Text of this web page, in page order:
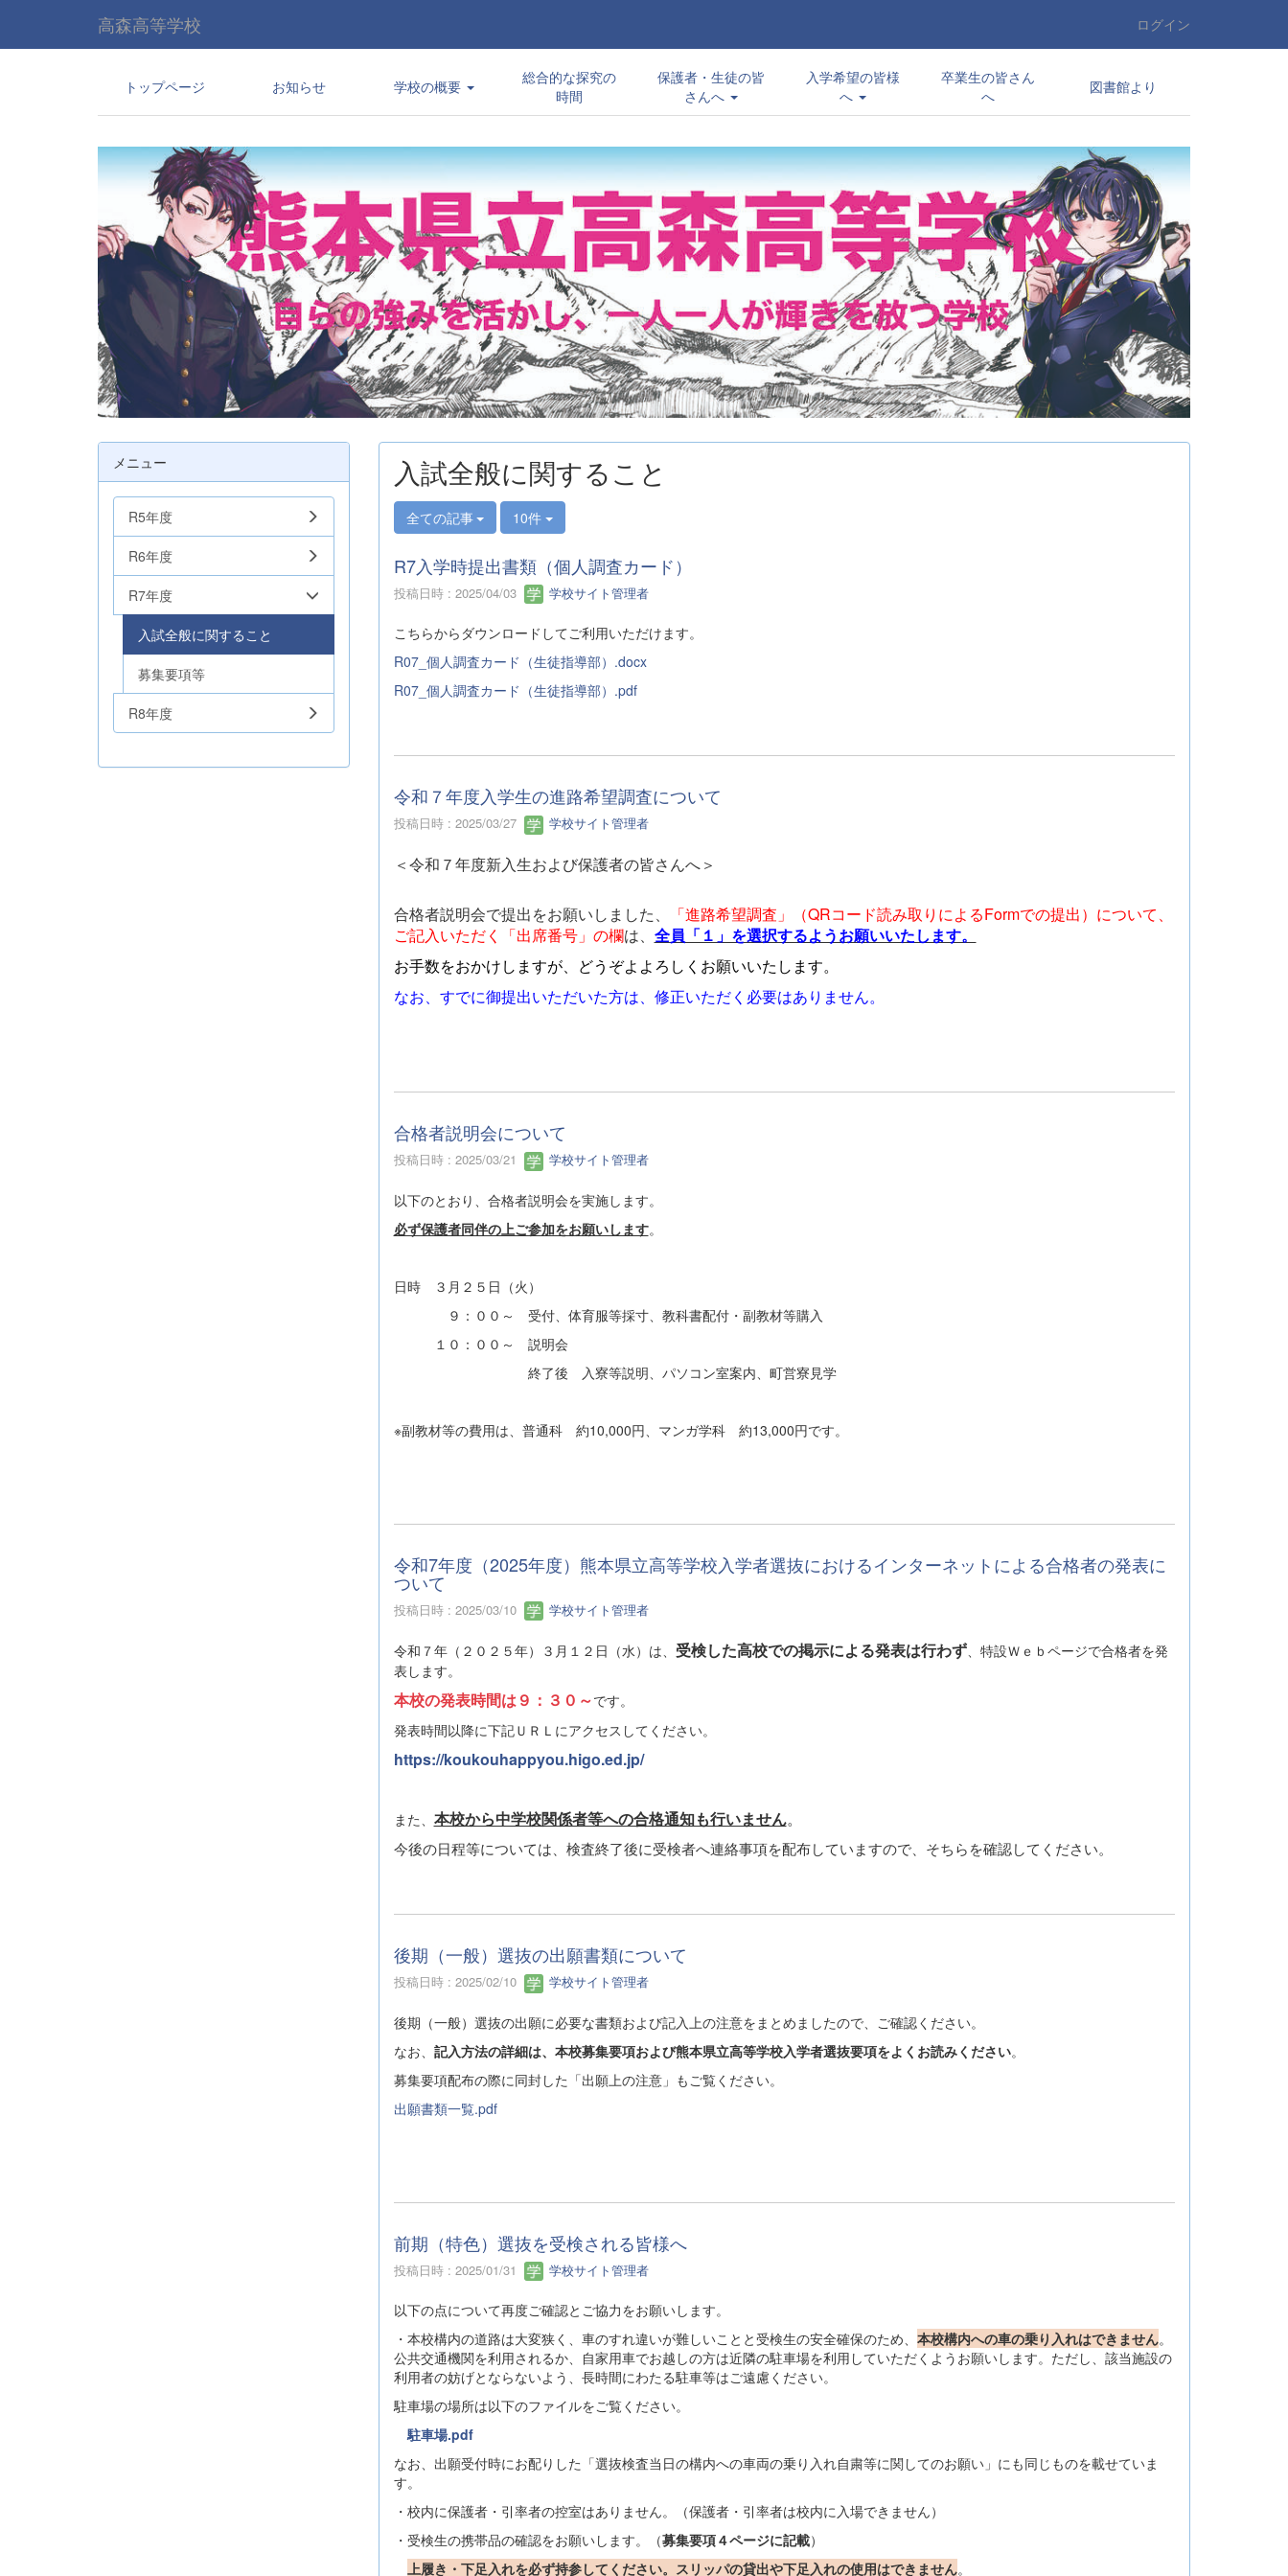
高森高等学校 ログイン
トップページ お知らせ 学校の概要
総合的な探究の
時間
保護者・生徒の皆
さんへ
入学希望の皆様
へ
卒業生の皆さん
へ
図書館より
入試全般に関すること
全ての記事 10件
R7入学時提出書類（個人調査カード）
投稿日時 : 2025/04/03 学校サイト管理者
こちらからダウンロードしてご利用いただけます。
R07_個人調査カード（生徒指導部）.docx
R07_個人調査カード（生徒指導部）.pdf
令和７年度入学生の進路希望調査について
投稿日時 : 2025/03/27 学校サイト管理者
＜令和７年度新入生および保護者の皆さんへ＞
合格者説明会で提出をお願いしました、
「進路希望調査」（QRコード読み取りによるFormでの提出）について、
ご記入いただく「出席番号」の欄は、 全員「１」を選択するようお願いいたします。
お手数をおかけしますが、どうぞよよろしくお願いいたします。
なお、すでに御提出いただいた方は、修正いただく必要はありません。
合格者説明会について
投稿日時 : 2025/03/21 学校サイト管理者
以下のとおり、合格者説明会を実施します。
必ず保護者同伴の上ご参加をお願いします。
日時 ３月２５日（火）
９：００～ 受付、体育服等採寸、教科書配付・副教材等購入
１０：００～ 説明会
終了後 入寮等説明、パソコン室案内、町営寮見学
※副教材等の費用は、普通科 約10,000円、マンガ学科 約13,000円です。
令和7年度（2025年度）熊本県立高等学校入学者選抜におけるインターネットによる合格者の発表に
ついて
投稿日時 : 2025/03/10 学校サイト管理者
令和７年（２０２５年）３月１２日（水）は、 受検した高校での掲示による発表は行わず、特設Ｗｅｂページで合格者を発
表します。
本校の発表時間は９：３０～です。
発表時間以降に下記ＵＲＬにアクセスしてください。
https://koukouhappyou.higo.ed.jp/
また、 本校から中学校関係者等への合格通知も行いません。
今後の日程等については、検査終了後に受検者へ連絡事項を配布していますので、そちらを確認してください。
後期（一般）選抜の出願書類について
投稿日時 : 2025/02/10 学校サイト管理者
後期（一般）選抜の出願に必要な書類および記入上の注意をまとめましたので、ご確認ください。
なお、 記入方法の詳細は、本校募集要項および熊本県立高等学校入学者選抜要項をよくお読みください。
募集要項配布の際に同封した「出願上の注意」もご覧ください。
出願書類一覧.pdf
前期（特色）選抜を受検される皆様へ
投稿日時 : 2025/01/31 学校サイト管理者
以下の点について再度ご確認とご協力をお願いします。
・本校構内の道路は大変狭く、車のすれ違いが難しいことと受検生の安全確保のため、 本校構内への車の乗り入れはできません。
公共交通機関を利用されるか、自家用車でお越しの方は近隣の駐車場を利用していただくようお願いします。ただし、該当施設の
利用者の妨げとならないよう、長時間にわたる駐車等はご遠慮ください。
駐車場の場所は以下のファイルをご覧ください。
駐車場.pdf
なお、出願受付時にお配りした「選抜検査当日の構内への車両の乗り入れ自粛等に関してのお願い」にも同じものを載せていま
す。
・校内に保護者・引率者の控室はありません。（保護者・引率者は校内に入場できません）
・受検生の携帯品の確認をお願いします。（募集要項４ページに記載）
上履き・下足入れを必ず持参してください。スリッパの貸出や下足入れの使用はできません。
メニュー
R5年度
R6年度
R7年度
入試全般に関すること
募集要項等
R8年度